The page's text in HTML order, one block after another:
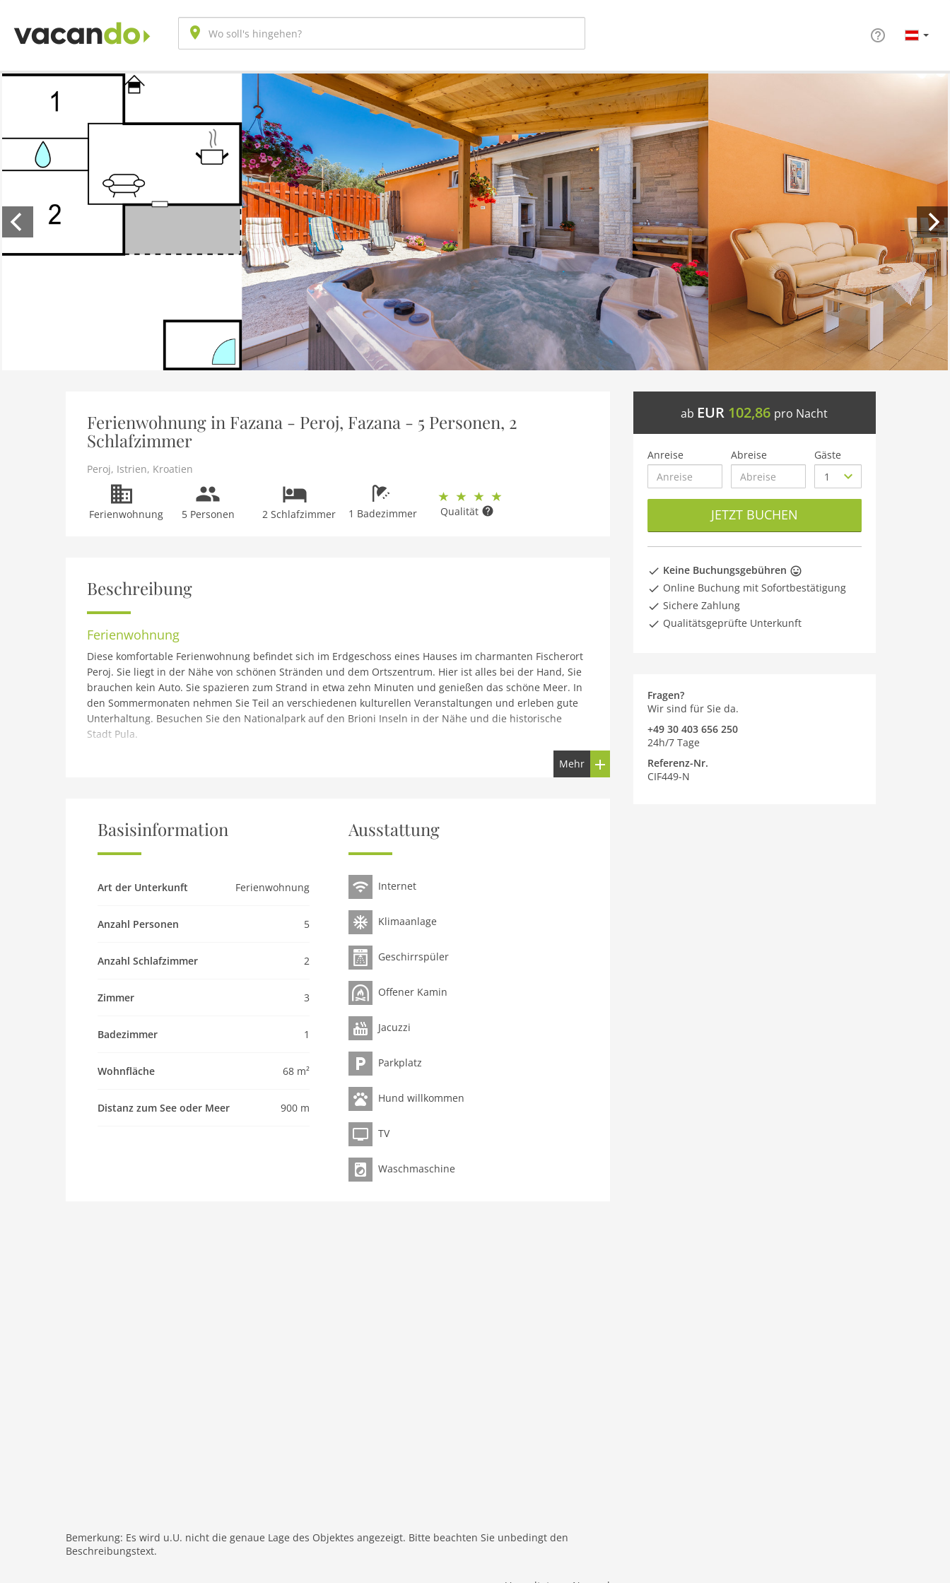
Ferienwohnung in Fazana - Peroj, Fazana - 5 Personen, 2
Schlafzimmer
Peroj, Istrien, Kroatien
Ferienwohnung 5 Personen 2 Schlafzimmer 1 Badezimmer Qualität
Beschreibung
Ferienwohnung
Diese komfortable Ferienwohnung befindet sich im Erdgeschoss eines Hauses im charmanten Fischerort
Peroj. Sie liegt in der Nähe von schönen Stränden und dem Ortszentrum. Hier ist alles bei der Hand, Sie
brauchen kein Auto. Sie spazieren zum Strand in etwa zehn Minuten und genießen das schöne Meer. In
den Sommermonaten nehmen Sie Teil an verschiedenen kulturellen Veranstaltungen und erleben gute
Unterhaltung. Besuchen Sie den Nationalpark auf den Brioni Inseln in der Nähe und die historische
Stadt Pula.
Mehr
Basisinformation
Art der Unterkunft Ferienwohnung
Anzahl Personen 5
Anzahl Schlafzimmer 2
Zimmer 3
Badezimmer 1
Wohnfläche 68 m²
Distanz zum See oder Meer 900 m
Ausstattung
Internet
Klimaanlage
Geschirrspüler
Offener Kamin
Jacuzzi
Parkplatz
Hund willkommen
TV
Waschmaschine
Bemerkung: Es wird u.U. nicht die genaue Lage des Objektes angezeigt. Bitte beachten Sie unbedingt den
Beschreibungstext.
ab EUR 102,86 pro Nacht
Anreise Abreise Gäste
JETZT BUCHEN
Keine Buchungsgebühren
Online Buchung mit Sofortbestätigung
Sichere Zahlung
Qualitätsgeprüfte Unterkunft
Fragen?
Wir sind für Sie da.
+49 30 403 656 250
24h/7 Tage
Referenz-Nr.
CIF449-N